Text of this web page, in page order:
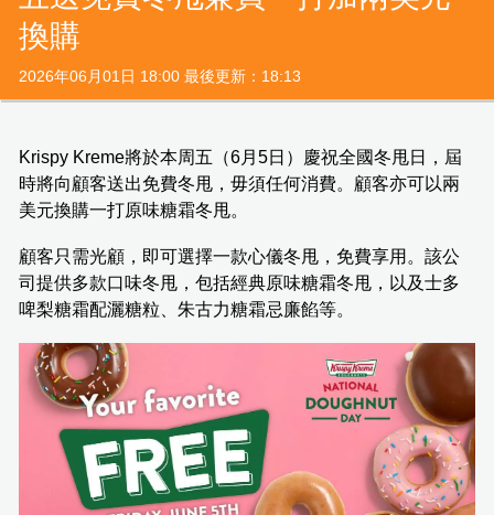
換購
2026年06月01日 18:00 最後更新：18:13
Krispy Kreme將於本周五（6月5日）慶祝全國冬甩日，屆
時將向顧客送出免費冬甩，毋須任何消費。顧客亦可以兩
美元換購一打原味糖霜冬甩。
顧客只需光顧，即可選擇一款心儀冬甩，免費享用。該公
司提供多款口味冬甩，包括經典原味糖霜冬甩，以及士多
啤梨糖霜配灑糖粒、朱古力糖霜忌廉餡等。